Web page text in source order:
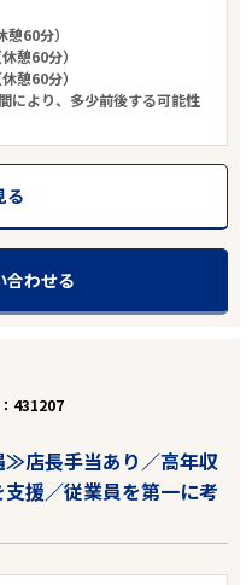
60分）
憩60分）
憩60分）
により、多少前後する可能性
る
合わせる
431207
≫店長手当あり／高年収
援／従業員を第一に考